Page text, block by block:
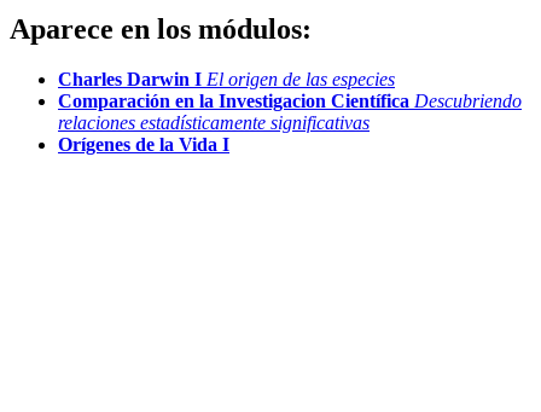
Aparece en los módulos:
Charles Darwin I El origen de las especies
Comparación en la Investigacion Científica Descubriendo
relaciones estadísticamente significativas
Orígenes de la Vida I